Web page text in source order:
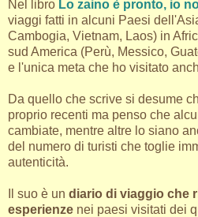
Nel libro Lo zaino è pronto, io
viaggi fatti in alcuni Paesi
Cambogia, Vietnam, Laos) in
sud America (Perù, Messico,
e l'unica meta che ho visitato
Da quello che scrive si desume
proprio recenti ma penso che
cambiate, mentre altre lo siano
del numero di turisti che toglie
autenticità.
Il suo è un diario di viaggio che
esperienze nei paesi visitati dei